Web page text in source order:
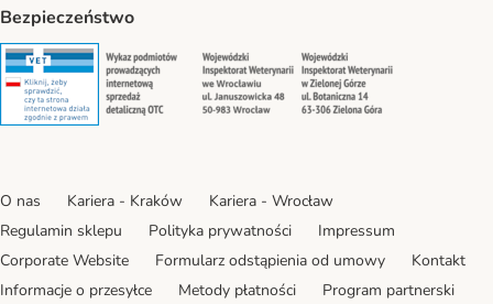
Bezpieczeństwo
Security Security Security
O nas Kariera - Kraków
Kariera - Wrocław
Regulamin sklepu
Polityka prywatności
Impressum
Corporate Website
Formularz odstąpienia od umowy
Kontakt
Informacje o przesyłce
Metody płatności Program partnerski